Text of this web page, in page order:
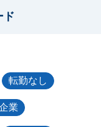
ド
転勤なし
業